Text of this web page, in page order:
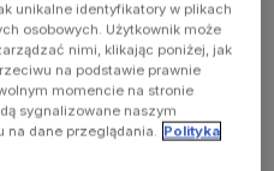
unikalne identyfikatory w plikach
osobowych. Użytkownik może
nimi, klikając poniżej, jak
na podstawie prawnie
momencie na stronie
sygnalizowane naszym
na dane przeglądania. Polityka